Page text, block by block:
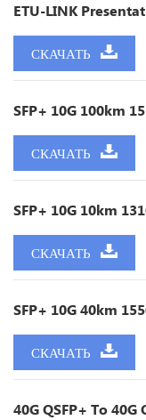
ETU-LINK
СКАЧАТЬ
SFP+ 10G 100km
СКАЧАТЬ
SFP+ 10G 10km
СКАЧАТЬ
SFP+ 10G 40km
СКАЧАТЬ
40G QSFP+ To